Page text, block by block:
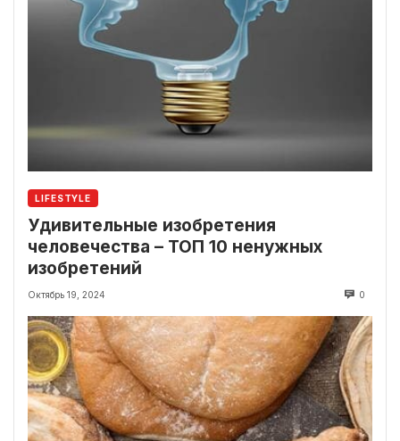
LIFESTYLE
Удивительные изобретения
человечества – ТОП 10 ненужных
изобретений
Октябрь 19, 2024 0